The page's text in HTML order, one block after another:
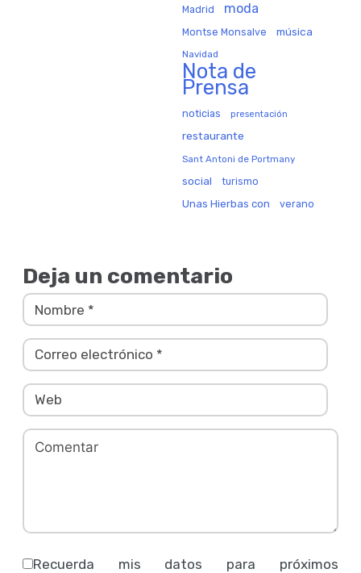
Madrid moda
Montse Monsalve música
Navidad
Nota de
Prensa
noticias presentación
restaurante
Sant Antoni de Portmany
social turismo
Unas Hierbas con verano
Deja un comentario
Recuerda mis datos para próximos